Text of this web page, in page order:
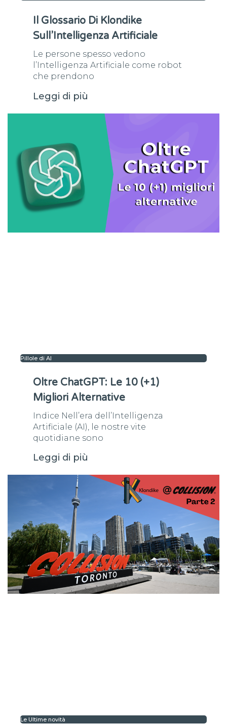
Il Glossario Di Klondike
Sull’Intelligenza Artificiale
Le persone spesso vedono
l’Intelligenza Artificiale come robot
che prendono
Leggi di più
Pillole di AI
Oltre ChatGPT: Le 10 (+1)
Migliori Alternative
Indice Nell’era dell’Intelligenza
Artificiale (AI), le nostre vite
quotidiane sono
Leggi di più
Le Ultime novità